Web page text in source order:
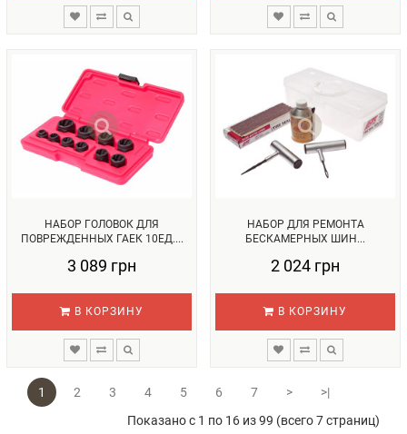
НАБОР ГОЛОВОК ДЛЯ
ПОВРЕЖДЕННЫХ ГАЕК 10ЕД....
3 089 грн
В КОРЗИНУ
НАБОР ДЛЯ РЕМОНТА
БЕСКАМЕРНЫХ ШИН...
2 024 грн
В КОРЗИНУ
1 2 3 4 5 6 7 >
>|
Показано с 1 по 16 из 99 (всего 7 страниц)